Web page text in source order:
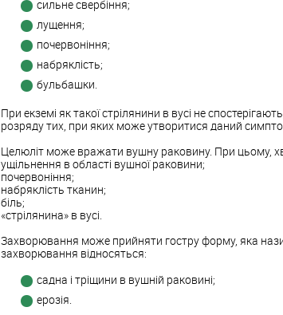
сильне свербіння;
лущення;
почервоніння;
набряклість;
бульбашки.
При екземі як такої стрілянини в вусі не
розряду тих, при яких може утворитися даний
Целюліт може вражати вушну раковину. При цьому,
ущільнення в області вушної раковини;
почервоніння;
набряклість тканин;
біль;
«стрілянина» в вусі.
Захворювання може прийняти гостру форму, яка
захворювання відносяться:
садна і тріщини в вушній раковині;
ерозія.